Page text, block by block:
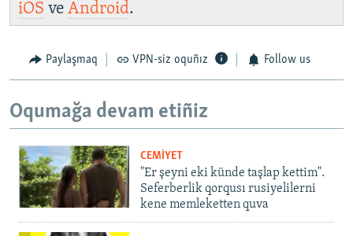
iOS ve Android.
Paylaşmaq VPN-siz oquñız Follow us
Oqumağa devam etiñiz
CEMİYET
"Er şeyni eki künde taşlap kettim".
Seferberlik qorqusı rusiyelilerni
kene memleketten quva